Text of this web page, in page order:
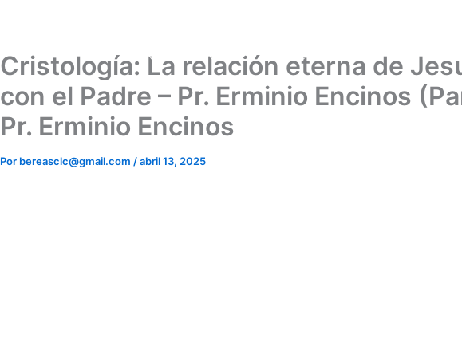
NOSOTROS DOCTRINAS
Cristología: La relación eterna de
con el Padre – Pr. Erminio Encinos
Pr. Erminio Encinos
Por bereasclc@gmail.com /abril 13, 2025